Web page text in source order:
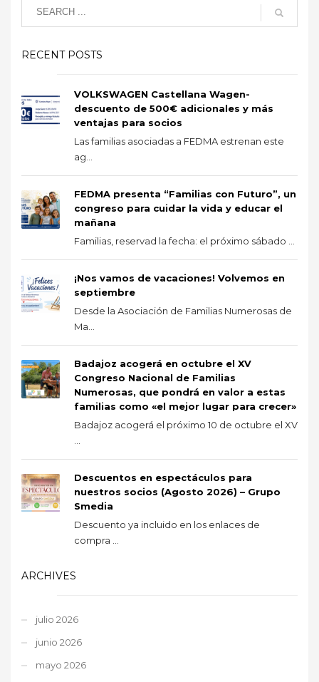
RECENT POSTS
VOLKSWAGEN Castellana Wagen-
descuento de 500€ adicionales y más
ventajas para socios
Las familias asociadas a FEDMA estrenan este
ag...
FEDMA presenta “Familias con Futuro”, un
congreso para cuidar la vida y educar el
mañana
Familias, reservad la fecha: el próximo sábado ...
¡Nos vamos de vacaciones! Volvemos en
septiembre
Desde la Asociación de Familias Numerosas de
Ma...
Badajoz acogerá en octubre el XV
Congreso Nacional de Familias
Numerosas, que pondrá en valor a estas
familias como «el mejor lugar para crecer»
Badajoz acogerá el próximo 10 de octubre el XV
Descuentos en espectáculos para
nuestros socios (Agosto 2026) – Grupo
Smedia
Descuento ya incluido en los enlaces de
compra ...
ARCHIVES
julio 2026
junio 2026
mayo 2026